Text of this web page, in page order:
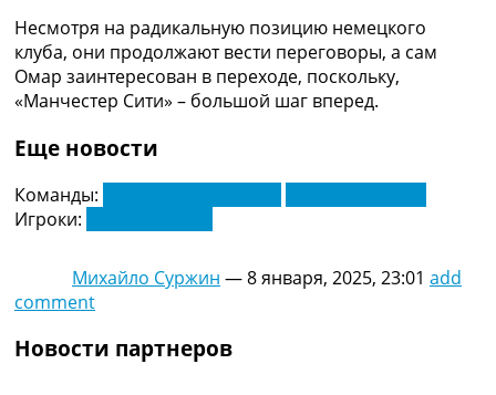
RU
UA
Categories
Главная
Видео
Трансферы
Новости футбола Украины
Конкурс прогнозов
Правила
Несмотря на радикальную позицию немецкого
клуба, они продолжают вести переговоры, а сам
Омар заинтересован в переходе, поскольку,
«Манчестер Сити» – большой шаг вперед.
Еще новости
Команды:
Игроки:
Михайло Суржин —8 января, 2025, 23:01 add
comment
Новости партнеров